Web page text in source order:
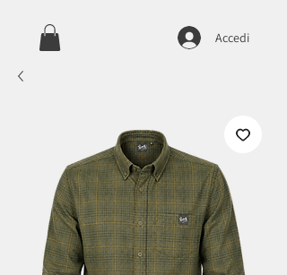
Accedi